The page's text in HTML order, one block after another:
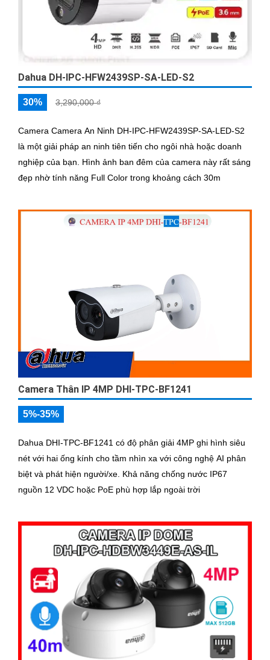
Dahua DH-IPC-HFW2439SP-SA-LED-S2
30% 3,290,000 ₫
Camera Camera An Ninh DH-IPC-HFW2439SP-SA-LED-S2
là một giải pháp an ninh tiên tiến cho ngôi nhà hoặc doanh
nghiệp của bạn. Hình ảnh ban đêm của camera này rất sáng
đẹp nhờ tính năng Full Color trong khoảng cách 30m
Camera Thân IP 4MP DHI-TPC-BF1241
5%-35%
Dahua DHI-TPC-BF1241 có độ phân giải 4MP ghi hình siêu
nét với hai ống kính cho tầm nhìn xa với công nghệ AI phân
biệt và phát hiện người/xe. Khả năng chống nước IP67
nguồn 12 VDC hoặc PoE phù hợp lắp ngoài trời